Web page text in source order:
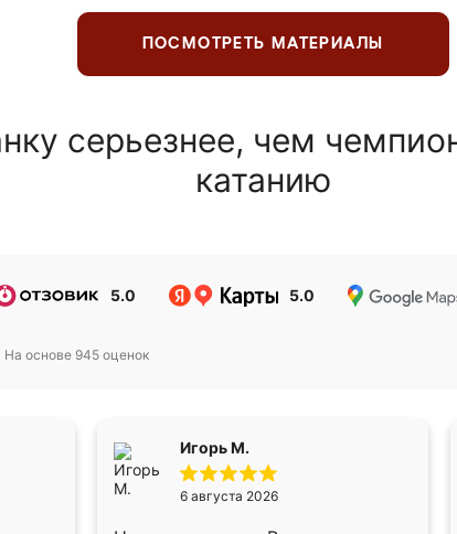
ПОСМОТРЕТЬ МАТЕРИАЛЫ
серьезнее, чем
катанию
5.0 5.0
На основе 945 оценок
Игорь М.
6 августа 2026